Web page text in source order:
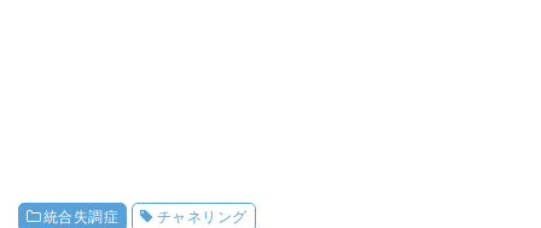
統合失調症 チャネリング